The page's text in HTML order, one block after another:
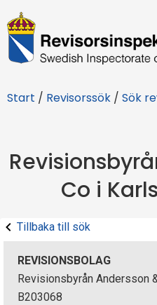
R
e
i
o
s
n
Start / Revisorssök / Sök
Co i
Tillbaka till sök
REVISIONSBOLAG
Revisionsbyrån Andersson
B203068